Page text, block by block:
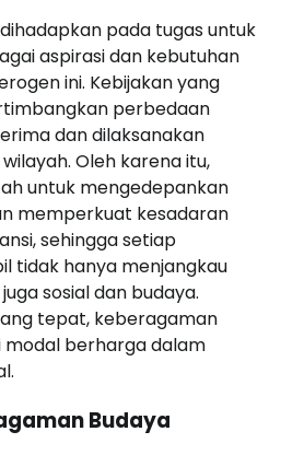
pada tugas untuk
aspirasi dan kebutuhan
ini. Kebijakan yang
perbedaan
dan dilaksanakan
Oleh karena itu,
untuk mengedepankan
memperkuat kesadaran
sehingga setiap
tidak hanya menjangkau
sosial dan budaya.
tepat, keberagaman
berharga dalam
Budaya